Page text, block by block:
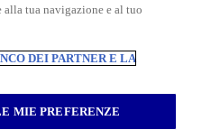
di Assicurazioni e Riassicurazioni
7, Boulevard du Régent – Capitale
– Gruppo AXA Partners N.
tua navigazione e al tuo
DEI PARTNER E LA
MIE PREFERENZE